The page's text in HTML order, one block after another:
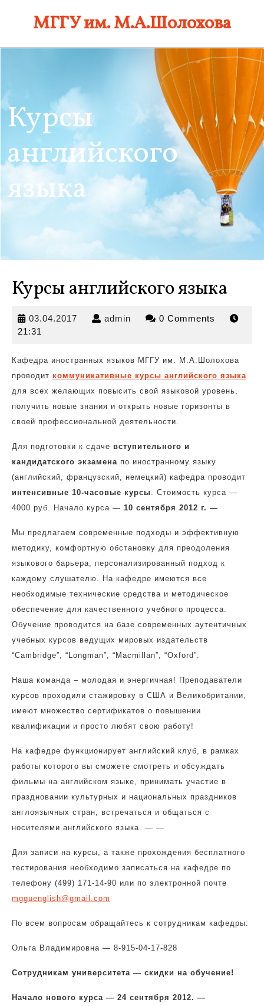
МГГУ им. М.А.Шолохова
Курсы
английского
языка
Курсы английского языка
03.04.2017 03.04.2017
admin admin 0 Comments
21:31
Кафедра иностранных языков МГГУ им. М.А.Шолохова
проводит коммуникативные курсы английского языка
для всех желающих повысить свой языковой уровень,
получить новые знания и открыть новые горизонты в
своей профессиональной деятельности.
Для подготовки к сдаче вступительного и
кандидатского экзамена по иностранному языку
(английский, французский, немецкий) кафедра проводит
интенсивные 10-часовые курсы. Стоимость курса —
4000 руб. Начало курса — 10 сентября 2012 г. —
Мы предлагаем современные подходы и эффективную
методику, комфортную обстановку для преодоления
языкового барьера, персонализированный подход к
каждому слушателю. На кафедре имеются все
необходимые технические средства и методическое
обеспечение для качественного учебного процесса.
Обучение проводится на базе современных аутентичных
учебных курсов ведущих мировых издательств
“Cambridge”, “Longman”, “Macmillan”, “Oxford”.
Наша команда – молодая и энергичная! Преподаватели
курсов проходили стажировку в США и Великобритании,
имеют множество сертификатов о повышении
квалификации и просто любят свою работу!
На кафедре функционирует английский клуб, в рамках
работы которого вы сможете смотреть и обсуждать
фильмы на английском языке, принимать участие в
праздновании культурных и национальных праздников
англоязычных стран, встречаться и общаться с
носителями английского языка. — —
Для записи на курсы, а также прохождения бесплатного
тестирования необходимо записаться на кафедре по
телефону (499) 171-14-90 или по электронной почте
mgguenglish@gmail.com
По всем вопросам обращайтесь к сотрудникам кафедры:
Ольга Владимировна — 8-915-04-17-828
Сотрудникам университета — скидки на обучение!
Начало нового курса — 24 сентября 2012. —